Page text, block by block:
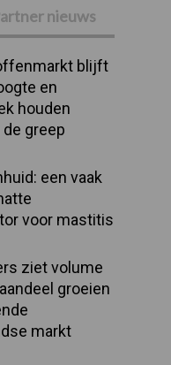
nieuws
blijft
en
houden
de greep
een vaak
voor mastitis
ziet volume
groeien
markt